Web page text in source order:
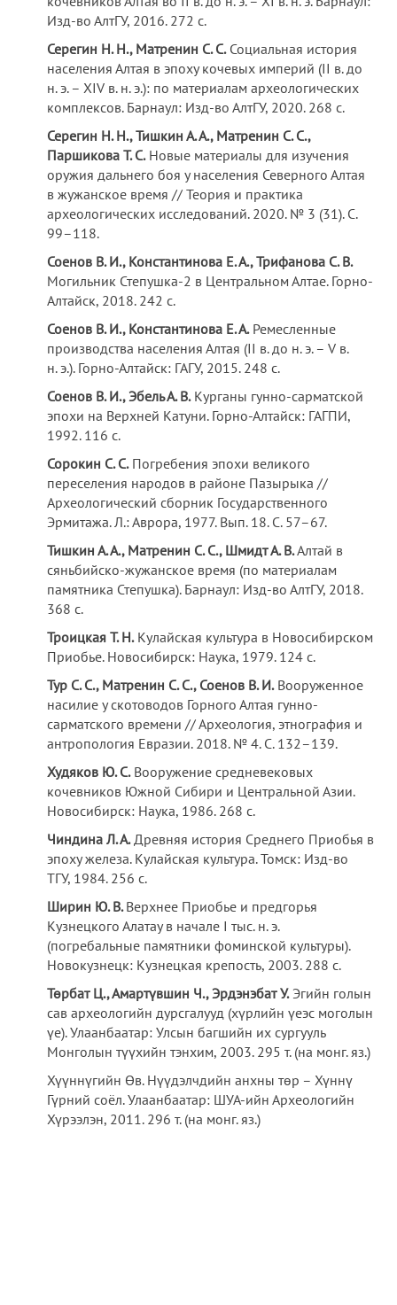
Изд-во АлтГУ, 2016. 272 с.
Серегин Н. Н., Матренин С. С.Социальная история
населения Алтая в эпоху кочевых империй (II в. до
н. э. – XIV в. н. э.): по материалам археологических
комплексов. Барнаул: Изд-во АлтГУ, 2020. 268 с.
Серегин Н. Н., Тишкин А. А., Матренин С. С.,
Паршикова Т. С.Новые материалы для изучения
оружия дальнего боя у населения Северного Алтая
в жужанское время // Теория и практика
археологических исследований. 2020. № 3 (31). С.
99–118.
Соенов В. И., Константинова Е. А., Трифанова С. В.
Могильник Степушка-2 в Центральном Алтае. Горно-
Алтайск, 2018. 242 с.
Соенов В. И., Константинова Е. А.Ремесленные
производства населения Алтая (II в. до н. э. – V в.
н. э.). Горно-Алтайск: ГАГУ, 2015. 248 с.
Соенов В. И., Эбель А. В.Курганы гунно-сарматской
эпохи на Верхней Катуни. Горно-Алтайск: ГАГПИ,
1992. 116 с.
Сорокин С. С.Погребения эпохи великого
переселения народов в районе Пазырыка //
Археологический сборник Государственного
Эрмитажа. Л.: Аврора, 1977. Вып. 18. С. 57–67.
Тишкин А. А., Матренин С. С., Шмидт А. В.Алтай в
сяньбийско-жужанское время (по материалам
памятника Степушка). Барнаул: Изд-во АлтГУ, 2018.
368 с.
Троицкая Т. Н.Кулайская культура в Новосибирском
Приобье. Новосибирск: Наука, 1979. 124 с.
Тур С. С., Матренин С. С., Соенов В. И.Вооруженное
насилие у скотоводов Горного Алтая гунно-
сарматского времени // Археология, этнография и
антропология Евразии. 2018. № 4. С. 132–139.
Худяков Ю. С.Вооружение средневековых
кочевников Южной Сибири и Центральной Азии.
Новосибирск: Наука, 1986. 268 с.
Чиндина Л. А.Древняя история Среднего Приобья в
эпоху железа. Кулайская культура. Томск: Изд-во
ТГУ, 1984. 256 с.
Ширин Ю. В.Верхнее Приобье и предгорья
Кузнецкого Алатау в начале I тыс. н. э.
(погребальные памятники фоминской культуры).
Новокузнецк: Кузнецкая крепость, 2003. 288 с.
ТөрбатЦ., Амартүвшин Ч., ЭрдэнэбатУ.Эгийн голын
сав археологийн дурсгалууд (хүрлийн үеэс моголын
үе). Улаанбаатар: Улсын багшийн их сургууль
Монголын түүхийн тэнхим, 2003. 295 т. (на монг. яз.)
Хүүннүгийн Өв. Нүүдэлчдийн анхны төр – Хүннү
Гүрний соёл. Улаанбаатар: ШУА-ийн Археологийн
Хүрээлэн, 2011. 296 т. (на монг. яз.)